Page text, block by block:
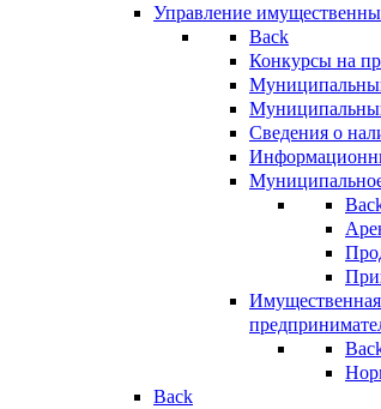
Управление
Back
Конкурсы на
Сведения о
Имущественная
Back